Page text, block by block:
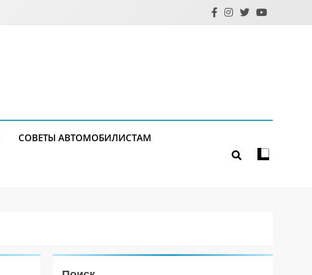
СОВЕТЫ АВТОМОБИЛИСТАМ